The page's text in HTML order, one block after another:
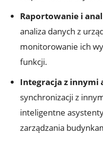
Raportowanie i
analiza danych z
monitorowanie ich
funkcji.
Integracja z innymi
synchronizacji z
inteligentne
zarządzania